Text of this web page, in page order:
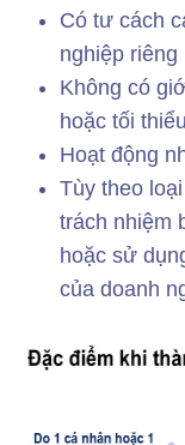
Có tư cách
nghiệp riêng
Không có
hoặc tối thiểu
Hoạt động
Tùy theo
trách nhiệm
hoặc sử
của doanh